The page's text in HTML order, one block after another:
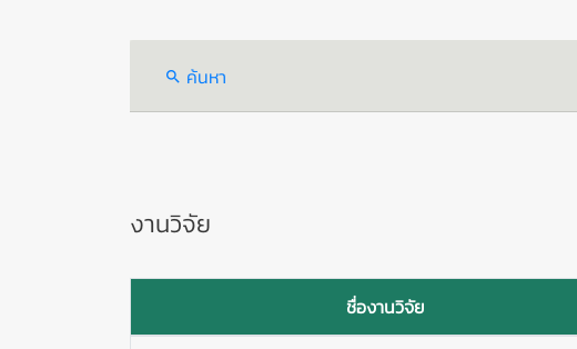
ค้นหา
งานวิจัย
ชื่องานวิจัย